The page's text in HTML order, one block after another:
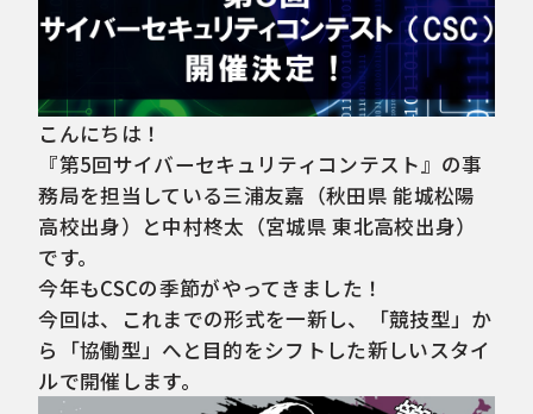
こんにちは！
『第5回サイバーセキュリティコンテスト』の事
務局を担当している三浦友嘉（秋田県 能城松陽
高校出身）と中村柊太（宮城県 東北高校出身）
です。
今年もCSCの季節がやってきました！
今回は、これまでの形式を一新し、「競技型」か
ら「協働型」へと目的をシフトした新しいスタイ
ルで開催します。